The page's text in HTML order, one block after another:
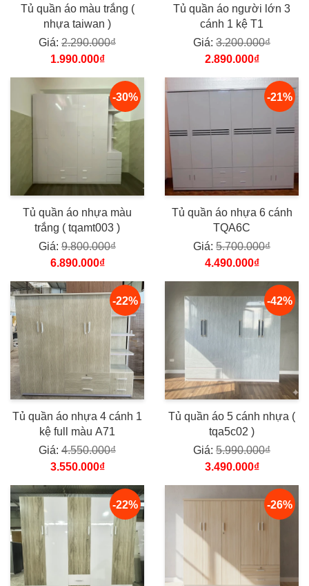
Tủ quần áo màu trắng (
nhựa taiwan )
Giá: 2.290.000₫
1.990.000₫
Tủ quần áo người lớn 3
cánh 1 kệ T1
Giá: 3.200.000₫
2.890.000₫
-30%
Tủ quần áo nhựa màu
trắng ( tqamt003 )
Giá: 9.800.000₫
6.890.000₫
-21%
Tủ quần áo nhựa 6 cánh
TQA6C
Giá: 5.700.000₫
4.490.000₫
-22%
Tủ quần áo nhựa 4 cánh 1
kệ full màu A71
Giá: 4.550.000₫
3.550.000₫
-42%
Tủ quần áo 5 cánh nhựa (
tqa5c02 )
Giá: 5.990.000₫
3.490.000₫
-22% -26%